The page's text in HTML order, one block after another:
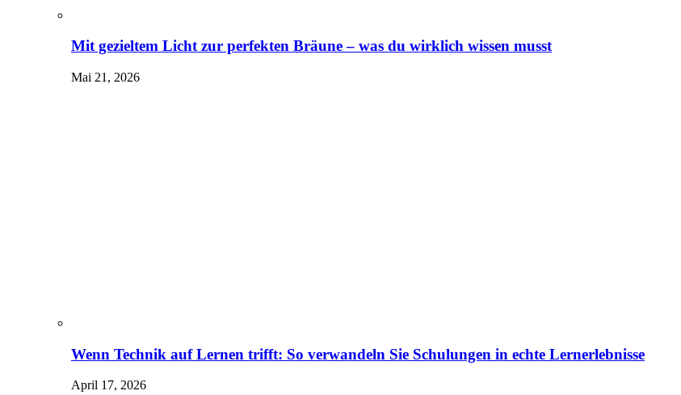
Mit gezieltem Licht zur perfekten Bräune – was du wirklich wissen musst
Mai 21, 2026
Wenn Technik auf Lernen trifft: So verwandeln Sie Schulungen in echte Lernerlebnisse
April 17, 2026